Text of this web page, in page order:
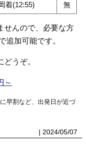
着(12:55) 無
せんので、必要な方
追加可能です。
うぞ。
～
早割など、出発日が近づ
| 2024/05/07